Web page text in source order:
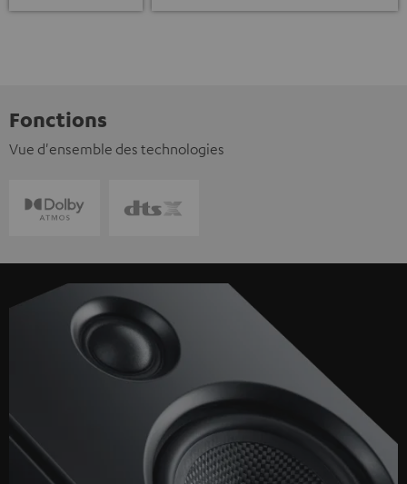
Fonctions
Vue d'ensemble des technologies